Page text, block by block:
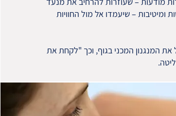
ומיטיבות – שיעמדו אל מול החוויות
את המנגנון המכני בגוף, וכך "לקחת את